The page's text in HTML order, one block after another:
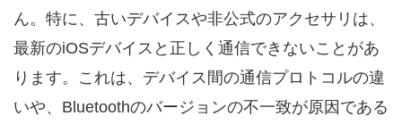
ん。特に、古いデバイスや非公式のアクセサリは、
最新のiOSデバイスと正しく通信できないことがあ
ります。これは、デバイス間の通信プロトコルの違
いや、Bluetoothのバージョンの不一致が原因である